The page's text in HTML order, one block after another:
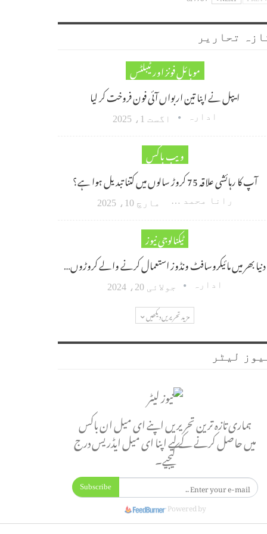
تحاریر
موبائل فونز اور ٹیبلٹس
ایپل نے اپنا تین اربواں آئی فون فروخت کر لیا
ادارہ اگست 1، 2025
ویب باکس
آپ کا رہائشی علاقہ 75 کروڑ سالوں میں کتنا تبدیل ہوا ہے؟
رانا محمد امین اکبر مارچ 10، 2025
ٹیکنالوجی نیوز
دنیا بھر میں مائیکروسافٹ ونڈوز استعمال کرنے والے کروڑوں…
ادارہ جولائی 20، 2024
مزید تحریریں دیکھیں
لیٹر
ہماری تازہ ترین تحریریں اپنے ای میل ان باکس
میں حاصل کرنے کے لیے اپنا ای میل ایڈریس درج
کیجیے۔
Subscribe
Powered by